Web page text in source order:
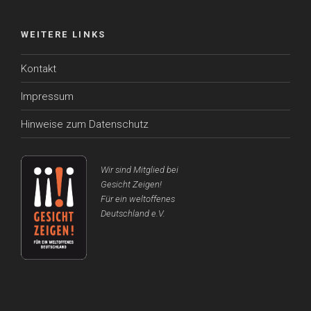
WEITERE LINKS
Kontakt
Impressum
Hinweise zum Datenschutz
Wir sind Mitglied bei
Gesicht Zeigen!
Für ein weltoffenes
Deutschland e.V.